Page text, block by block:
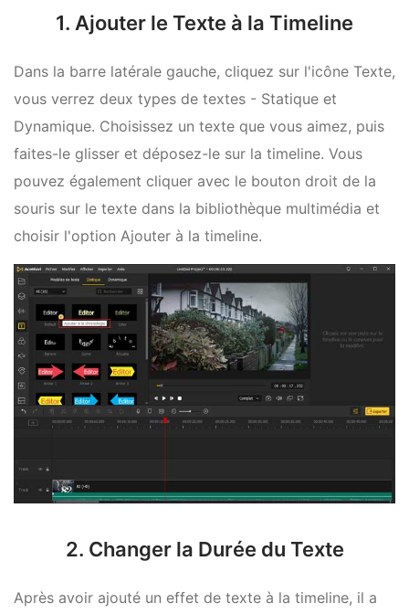
1. Ajouter le Texte à la Timeline
Dans la barre latérale gauche, cliquez sur l'icône Texte,
vous verrez deux types de textes - Statique et
Dynamique. Choisissez un texte que vous aimez, puis
faites-le glisser et déposez-le sur la timeline. Vous
pouvez également cliquer avec le bouton droit de la
souris sur le texte dans la bibliothèque multimédia et
choisir l'option Ajouter à la timeline.
2. Changer la Durée du Texte
Après avoir ajouté un effet de texte à la timeline, il a